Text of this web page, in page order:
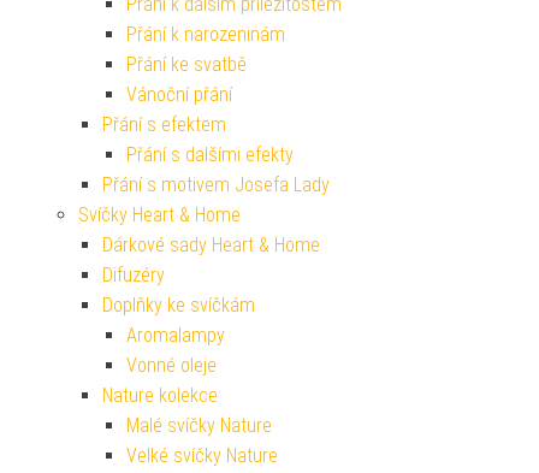
Přání k narozeninám
Přání ke svatbě
Vánoční přání
Přání s efektem
Přání s dalšími efekty
Přání s motivem Josefa Lady
Svíčky Heart & Home
Dárkové sady Heart & Home
Difuzéry
Doplňky ke svíčkám
Aromalampy
Vonné oleje
Nature kolekce
Malé svíčky Nature
Velké svíčky Nature